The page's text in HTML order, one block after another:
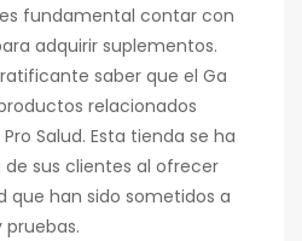
fundamental contar con
adquirir suplementos.
saber que el Ga
relacionados
Salud. Esta tienda se ha
sus clientes al ofrecer
que han sido sometidos a
pruebas.